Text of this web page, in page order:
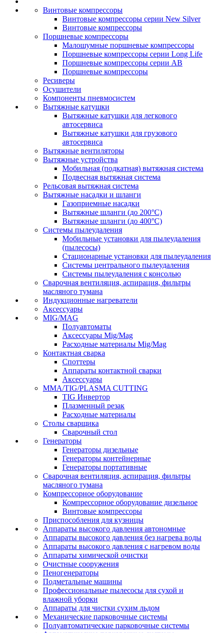
Винтовые компрессоры
Винтовые компрессоры серии New Silver
Винтовые компрессоры
Поршневые компрессоры
Малошумные поршневые компрессоры
Поршневые компрессоры серии Long Life
Поршневые компрессоры серии AB
Поршневые компрессоры
Ресиверы
Осушители
Компоненты пневмосистем
Вытяжные катушки
Вытяжные катушки для легкового
автосервиса
Вытяжные катушки для грузового
автосервиса
Вытяжные вентиляторы
Вытяжные устройства
Мобильная (подкатная) вытяжная система
Подвесная вытяжная система
Рельсовая вытяжная система
Вытяжные насадки и шланги
Газоприемные насадки
Вытяжные шланги (до 200°C)
Вытяжные шланги (до 400°C)
Системы пылеудаления
Мобильные установки для пылеудаления
(пылесосы)
Стационарные установки для пылеудаления
Системы центрального пылеудаления
Системы пылеудаления с консолью
Сварочная вентиляция, аспирация, фильтры
масляного тумана
Индукционные нагреватели
Аксессуары
MIG/MAG
Полуавтоматы
Аксессуары Mig/Mag
Расходные материалы Mig/Mag
Контактная сварка
Споттеры
Аппараты контактной сварки
Аксессуары
MMA/TIG/PLASMA CUTTING
TIG Инвертор
Плазменный резак
Расходные материалы
Столы сварщика
Сварочный стол
Генераторы
Генераторы дизельные
Генераторы контейнерные
Генераторы портативные
Сварочная вентиляция, аспирация, фильтры
масляного тумана
Компрессорное оборудование
Компрессорное оборудование дизельное
Винтовые компрессоры
Приспособления для кузницы
Аппараты высокого давления автономные
Аппараты высокого давления без нагрева воды
Аппараты высокого давления с нагревом воды
Аппараты химической очистки
Очистные сооружения
Пеногенераторы
Подметальные машины
Профессиональные пылесосы для сухой и
влажной уборки
Аппараты для чистки сухим льдом
Механические парковочные системы
Полуавтоматические парковочные системы